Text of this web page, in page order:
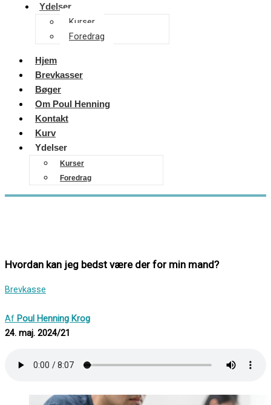
Ydelser
Kurser
Foredrag
Hjem
Brevkasser
Bøger
Om Poul Henning
Kontakt
Kurv
Ydelser
Kurser
Foredrag
Hvordan kan jeg bedst være der for min mand?
Brevkasse
Af Poul Henning Krog
24. maj. 2024/21